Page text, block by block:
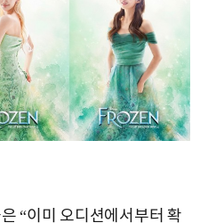
“이미 오디션에서부터 확